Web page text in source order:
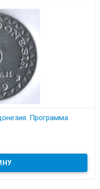
Программа